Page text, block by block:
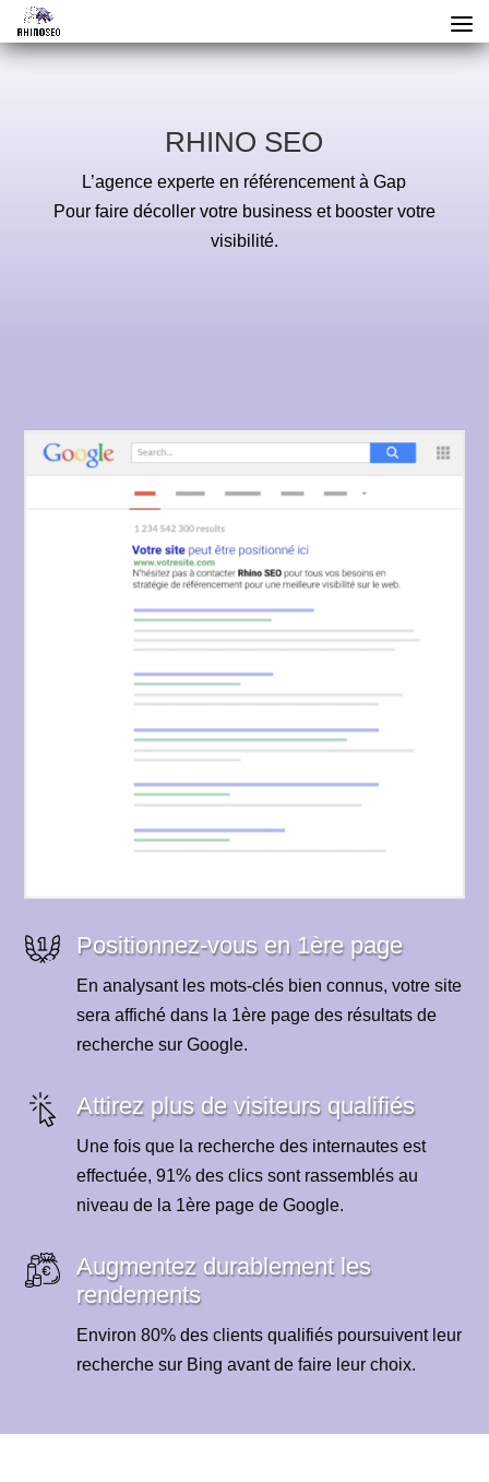
RHINO SEO
L’agence experte en référencement à Gap
Pour faire décoller votre business et booster votre
visibilité.
Positionnez-vous en 1ère page
En analysant les mots-clés bien connus, votre site
sera affiché dans la 1ère page des résultats de
recherche sur Google.
Attirez plus de visiteurs qualifiés
Une fois que la recherche des internautes est
effectuée, 91% des clics sont rassemblés au
niveau de la 1ère page de Google.
Augmentez durablement les
rendements
Environ 80% des clients qualifiés poursuivent leur
recherche sur Bing avant de faire leur choix.